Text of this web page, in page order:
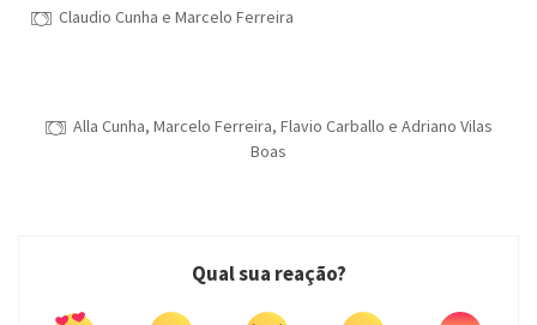
Claudio Cunha e Marcelo Ferreira
Alla Cunha, Marcelo Ferreira, Flavio Carballo e Adriano Vilas
Boas
Qual sua reação?